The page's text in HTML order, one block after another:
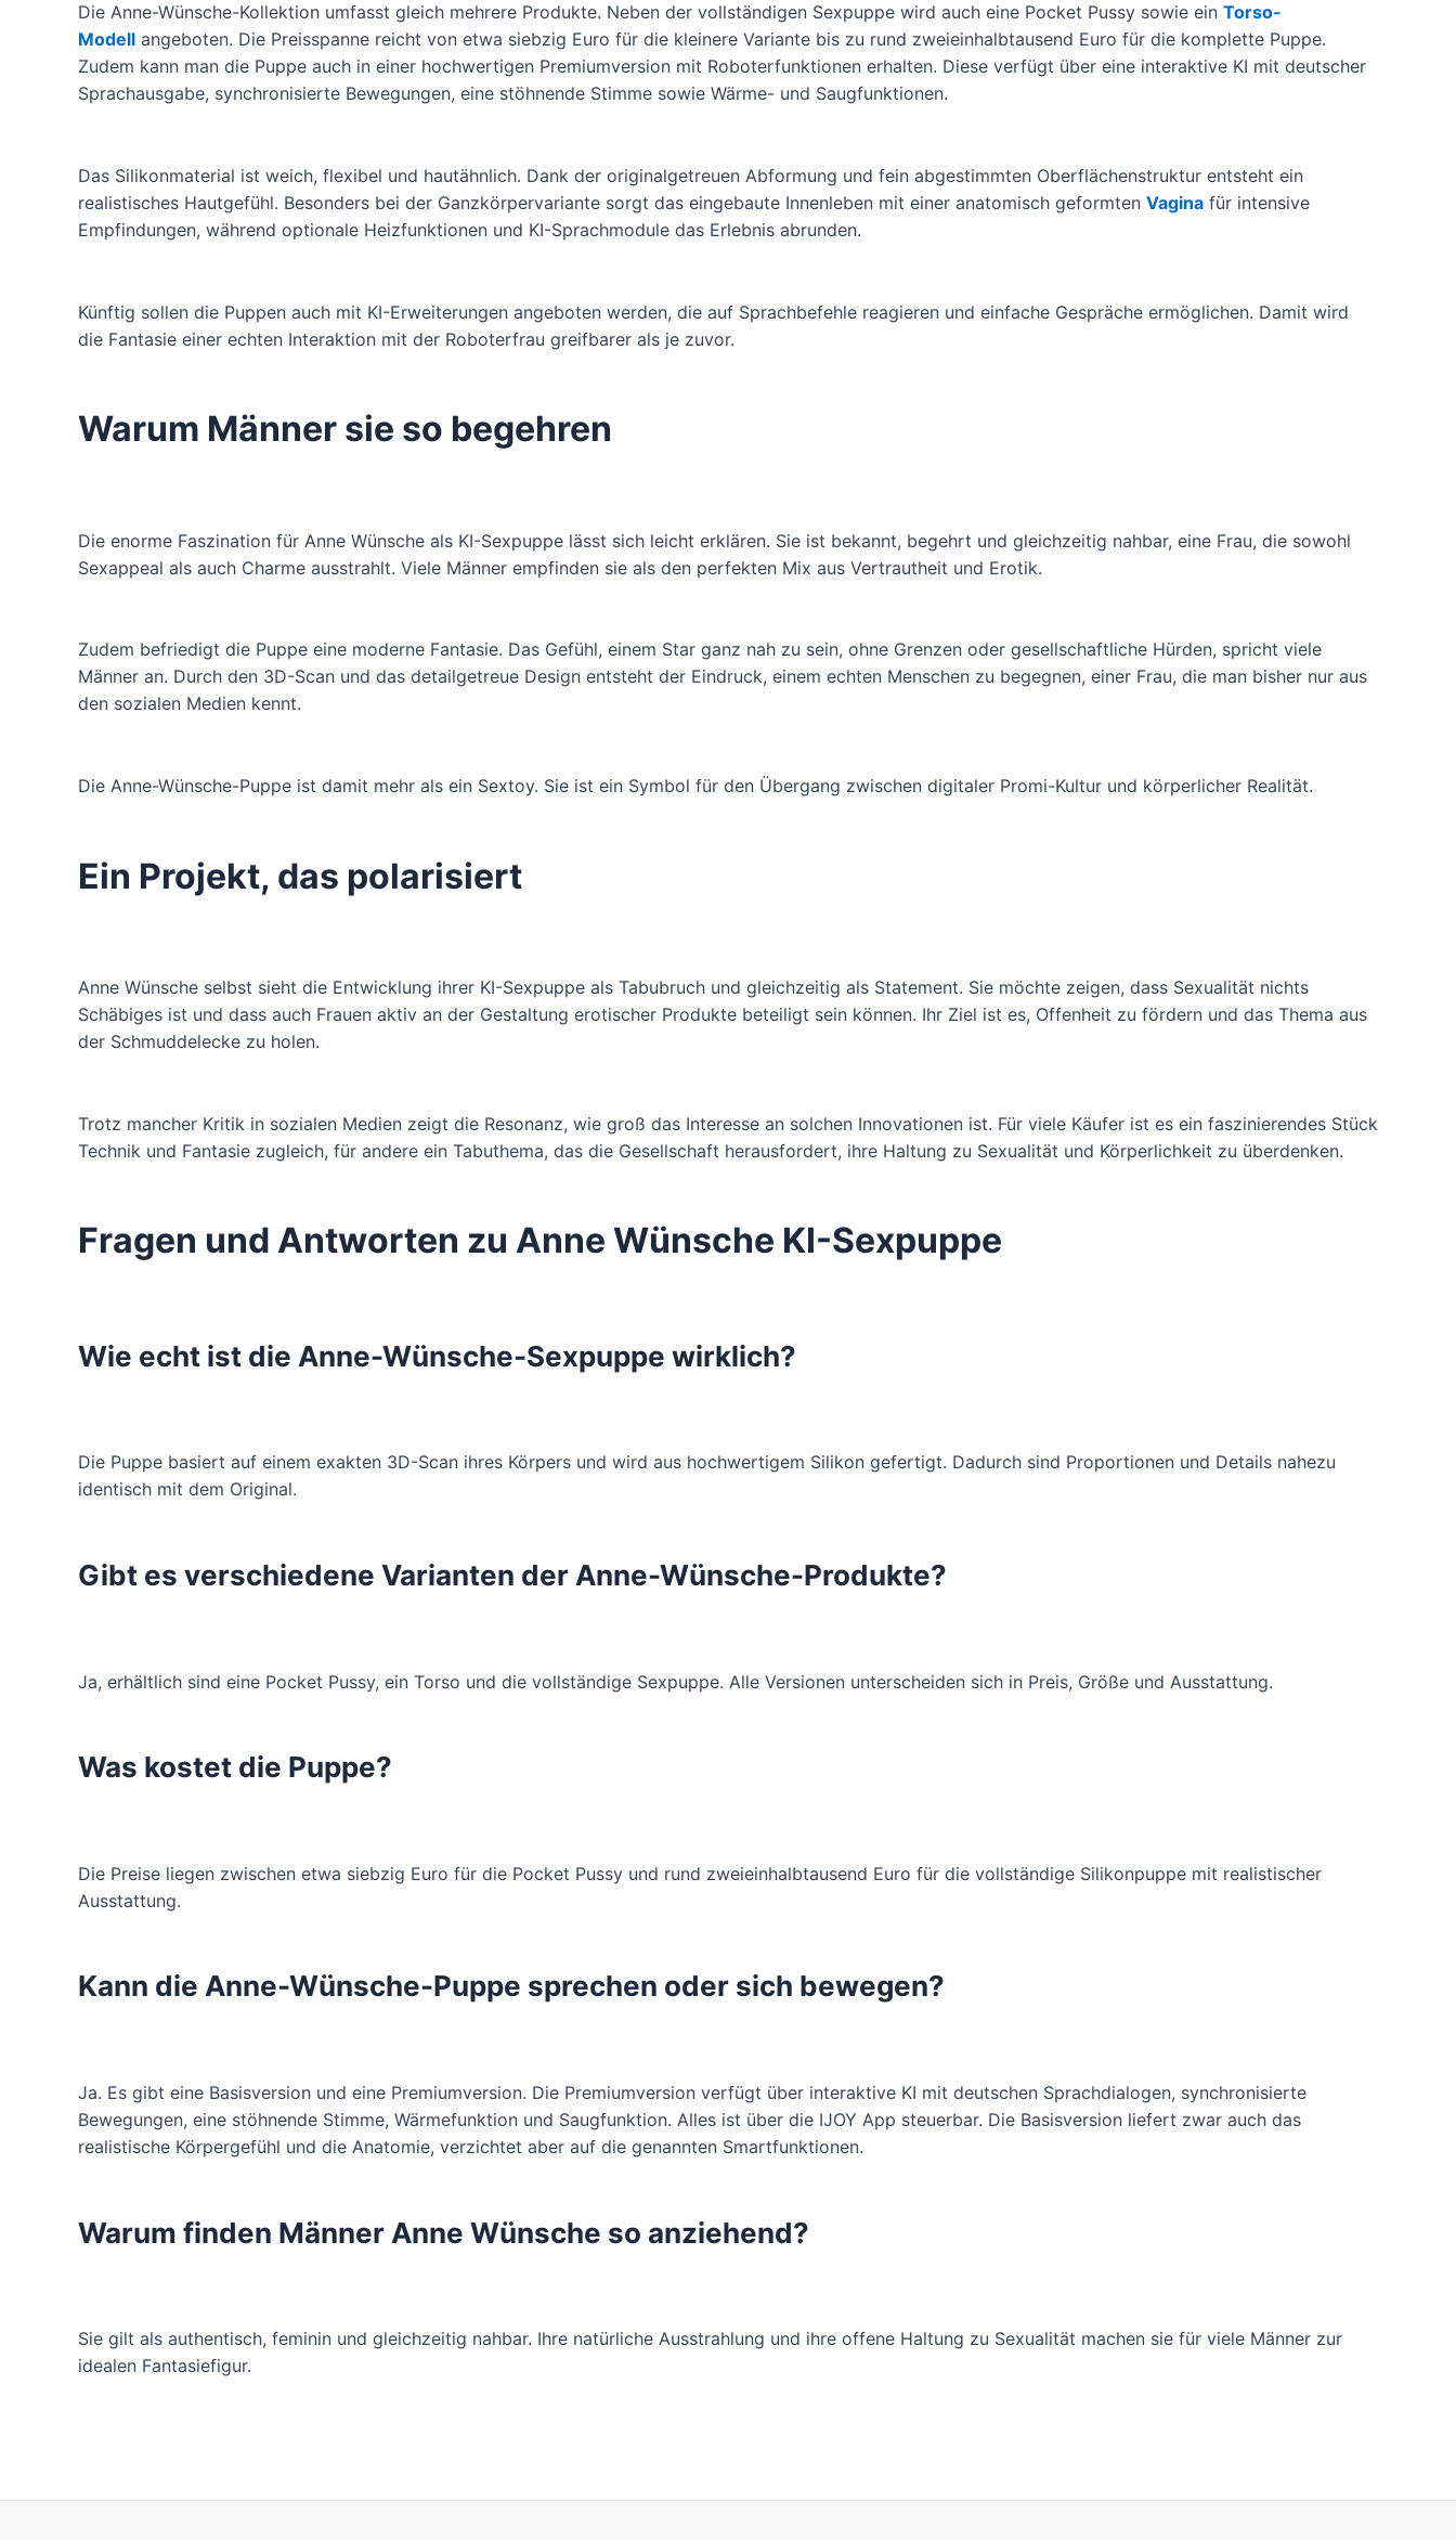
Die Anne-Wünsche-Kollektion umfasst gleich mehrere Produkte. Neben der vollständigen Sexpuppe wird auch eine Pocket Pussy sowie ein Torso-
Modell angeboten. Die Preisspanne reicht von etwa siebzig Euro für die kleinere Variante bis zu rund zweieinhalbtausend Euro für die komplette Puppe.
Zudem kann man die Puppe auch in einer hochwertigen Premiumversion mit Roboterfunktionen erhalten. Diese verfügt über eine interaktive KI mit deutscher
Sprachausgabe, synchronisierte Bewegungen, eine stöhnende Stimme sowie Wärme- und Saugfunktionen.
Das Silikonmaterial ist weich, flexibel und hautähnlich. Dank der originalgetreuen Abformung und fein abgestimmten Oberflächenstruktur entsteht ein
realistisches Hautgefühl. Besonders bei der Ganzkörpervariante sorgt das eingebaute Innenleben mit einer anatomisch geformten Vagina für intensive
Empfindungen, während optionale Heizfunktionen und KI-Sprachmodule das Erlebnis abrunden.
Künftig sollen die Puppen auch mit KI-Erweiterungen angeboten werden, die auf Sprachbefehle reagieren und einfache Gespräche ermöglichen. Damit wird
die Fantasie einer echten Interaktion mit der Roboterfrau greifbarer als je zuvor.
Warum Männer sie so begehren
Die enorme Faszination für Anne Wünsche als KI-Sexpuppe lässt sich leicht erklären. Sie ist bekannt, begehrt und gleichzeitig nahbar, eine Frau, die sowohl
Sexappeal als auch Charme ausstrahlt. Viele Männer empfinden sie als den perfekten Mix aus Vertrautheit und Erotik.
Zudem befriedigt die Puppe eine moderne Fantasie. Das Gefühl, einem Star ganz nah zu sein, ohne Grenzen oder gesellschaftliche Hürden, spricht viele
Männer an. Durch den 3D-Scan und das detailgetreue Design entsteht der Eindruck, einem echten Menschen zu begegnen, einer Frau, die man bisher nur aus
den sozialen Medien kennt.
Die Anne-Wünsche-Puppe ist damit mehr als ein Sextoy. Sie ist ein Symbol für den Übergang zwischen digitaler Promi-Kultur und körperlicher Realität.
Ein Projekt, das polarisiert
Anne Wünsche selbst sieht die Entwicklung ihrer KI-Sexpuppe als Tabubruch und gleichzeitig als Statement. Sie möchte zeigen, dass Sexualität nichts
Schäbiges ist und dass auch Frauen aktiv an der Gestaltung erotischer Produkte beteiligt sein können. Ihr Ziel ist es, Offenheit zu fördern und das Thema aus
der Schmuddelecke zu holen.
Trotz mancher Kritik in sozialen Medien zeigt die Resonanz, wie groß das Interesse an solchen Innovationen ist. Für viele Käufer ist es ein faszinierendes Stück
Technik und Fantasie zugleich, für andere ein Tabuthema, das die Gesellschaft herausfordert, ihre Haltung zu Sexualität und Körperlichkeit zu überdenken.
Fragen und Antworten zu Anne Wünsche KI-Sexpuppe
Wie echt ist die Anne-Wünsche-Sexpuppe wirklich?
Die Puppe basiert auf einem exakten 3D-Scan ihres Körpers und wird aus hochwertigem Silikon gefertigt. Dadurch sind Proportionen und Details nahezu
identisch mit dem Original.
Gibt es verschiedene Varianten der Anne-Wünsche-Produkte?
Ja, erhältlich sind eine Pocket Pussy, ein Torso und die vollständige Sexpuppe. Alle Versionen unterscheiden sich in Preis, Größe und Ausstattung.
Was kostet die Puppe?
Die Preise liegen zwischen etwa siebzig Euro für die Pocket Pussy und rund zweieinhalbtausend Euro für die vollständige Silikonpuppe mit realistischer
Ausstattung.
Kann die Anne-Wünsche-Puppe sprechen oder sich bewegen?
Ja. Es gibt eine Basisversion und eine Premiumversion. Die Premiumversion verfügt über interaktive KI mit deutschen Sprachdialogen, synchronisierte
Bewegungen, eine stöhnende Stimme, Wärmefunktion und Saugfunktion. Alles ist über die IJOY App steuerbar. Die Basisversion liefert zwar auch das
realistische Körpergefühl und die Anatomie, verzichtet aber auf die genannten Smartfunktionen.
Warum finden Männer Anne Wünsche so anziehend?
Sie gilt als authentisch, feminin und gleichzeitig nahbar. Ihre natürliche Ausstrahlung und ihre offene Haltung zu Sexualität machen sie für viele Männer zur
idealen Fantasiefigur.